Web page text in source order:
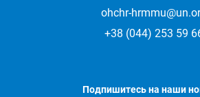
ohchr-
+38 (044) 253 59
Подпишитесь на наши